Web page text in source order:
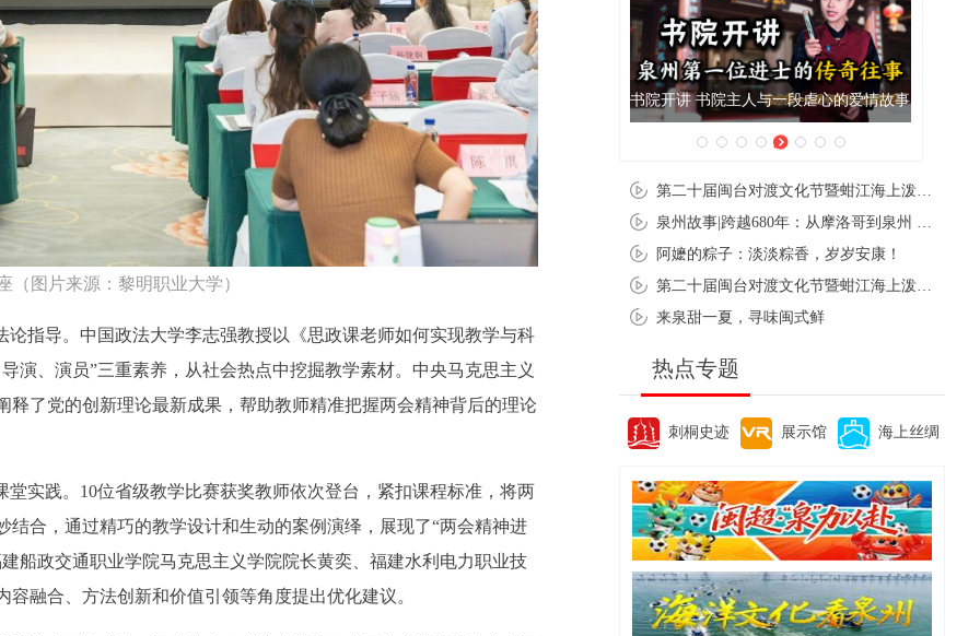
（图片来源：黎明职业大学）
论指导。中国政法大学李志强教授以《思政课老师如何实现教学与科
演、演员”三重素养，从社会热点中挖掘教学素材。中央马克思主义
释了党的创新理论最新成果，帮助教师精准把握两会精神背后的理论
堂实践。10位省级教学比赛获奖教师依次登台，紧扣课程标准，将两
合，通过精巧的教学设计和生动的案例演绎，展现了“两会精神进
船政交通职业学院马克思主义学院院长黄奕、福建水利电力职业技
融合、方法创新和价值引领等角度提出优化建议。
泉州肉粽亮相央视《新闻联播》
阿嬷的粽子：淡淡粽香，岁岁安康！
来泉甜一夏，寻味闽式鲜
热点专题
刺桐史迹 展示馆 海上丝绸